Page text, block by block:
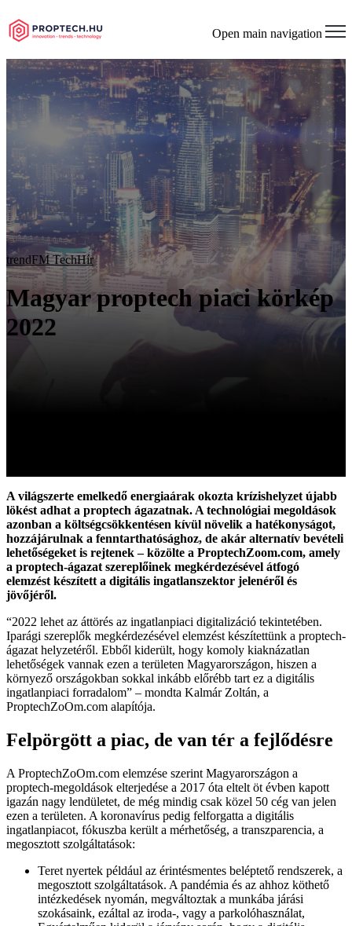
Open main navigation
trendFM TechHír
Magyar proptech piaci körkép
2022
A világszerte emelkedő energiaárak okozta krízishelyzet újabb
lökést adhat a proptech ágazatnak. A technológiai megoldások
azonban a költségcsökkentésen kívül növelik a hatékonyságot,
hozzájárulnak a fenntarthatósághoz, de akár alternatív bevételi
lehetőségeket is rejtenek – közölte a ProptechZoom.com, amely
a proptech-ágazat szereplőinek megkérdezésével átfogó
elemzést készített a digitális ingatlanszektor jelenéről és
jövőjéről.
“2022 lehet az áttörés az ingatlanpiaci digitalizáció tekintetében.
Iparági szereplők megkérdezésével elemzést készítettünk a proptech-
ágazat helyzetéről. Ebből kiderült, hogy komoly kiaknázatlan
lehetőségek vannak ezen a területen Magyarországon, hiszen a
környező országokban sokkal inkább előrébb tart ez a digitális
ingatlanpiaci forradalom” – mondta Kalmár Zoltán, a
ProptechZoOm.com alapítója.
Felpörgött a piac, de van tér a fejlődésre
A ProptechZoOm.com elemzése szerint Magyarországon a
proptech-megoldások elterjedése a 2017 óta eltelt öt évben kapott
igazán nagy lendületet, de még mindig csak közel 50 cég van jelen
ezen a területen. A koronavírus pedig felforgatta a digitális
ingatlanpiacot, fókuszba került a mérhetőség, a transzparencia, a
megosztott szolgáltatások:
Teret nyertek például az érintésmentes beléptető rendszerek, a
megosztott szolgáltatások. A pandémia és az ahhoz köthető
intézkedések nyomán, megváltoztak a munkába járási
szokásaink, ezáltal az iroda-, vagy a parkolóhasználat,